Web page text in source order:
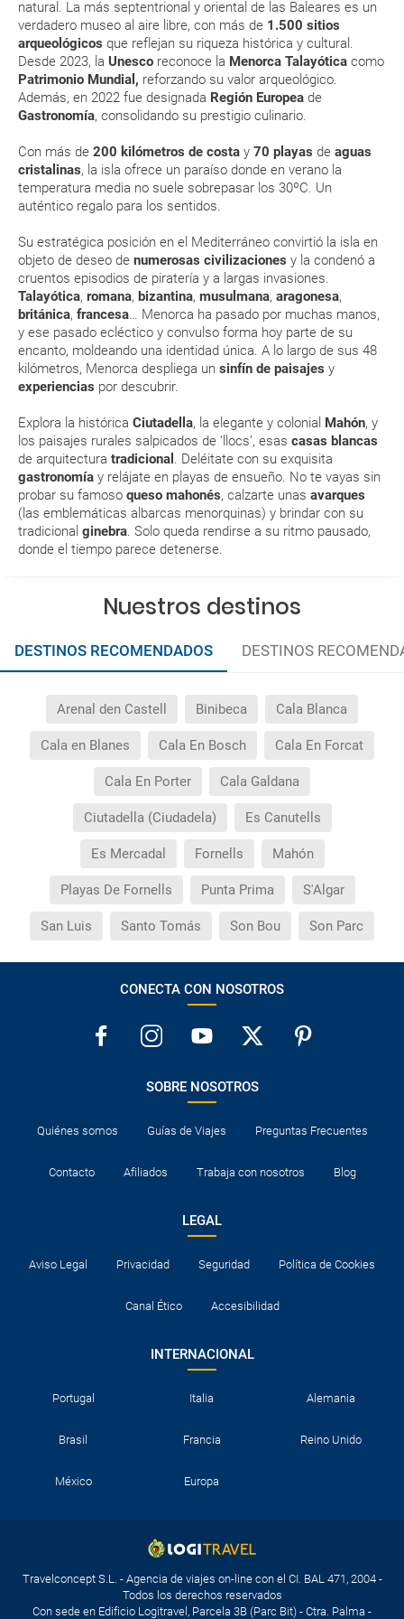
natural. La más septentrional y oriental de las Baleares es un
verdadero museo al aire libre, con más de 1.500 sitios
arqueológicos que reflejan su riqueza histórica y cultural.
Desde 2023, la Unesco reconoce la Menorca Talayótica como
Patrimonio Mundial, reforzando su valor arqueológico.
Además, en 2022 fue designada Región Europea de
Gastronomía, consolidando su prestigio culinario.
Con más de 200 kilómetros de costa y 70 playas de aguas
cristalinas, la isla ofrece un paraíso donde en verano la
temperatura media no suele sobrepasar los 30ºC. Un
auténtico regalo para los sentidos.
Su estratégica posición en el Mediterráneo convirtió la isla en
objeto de deseo de numerosas civilizaciones y la condenó a
cruentos episodios de piratería y a largas invasiones.
Talayótica, romana, bizantina, musulmana, aragonesa,
británica, francesa … Menorca ha pasado por muchas manos,
y ese pasado ecléctico y convulso forma hoy parte de su
encanto, moldeando una identidad única. A lo largo de sus 48
kilómetros, Menorca despliega un sinfín de paisajes y
experiencias por descubrir.
Explora la histórica Ciutadella, la elegante y colonial Mahón, y
los paisajes rurales salpicados de ‘llocs’, esas casas blancas
de arquitectura tradicional
. Deléitate con su exquisita
gastronomía y relájate en playas de ensueño. No te vayas sin
probar su famoso queso mahonés, calzarte unas avarques
(las emblemáticas albarcas menorquinas) y brindar con su
tradicional ginebra . Solo queda rendirse a su ritmo pausado,
donde el tiempo parece detenerse.
de mayor intensidad
Durante la primavera, Menorca está especialmente
bonito y verde. ¡Apúntate a sus interesantes rutas de
senderismo!
ENE
14.0 °C
7.5 °C
FEB
14.2 °C
7.5 °C
MAR
15.5 °C
8.4 °C
17.3 °C
10.0 °C
En caso de tener que enviarte la documentación de un paquete
vacacional (Caribe, circuitos, tours...) te enviaremos la documentación
de tu reserva alrededor de 10 días antes de salida, la cual deberás
imprimir y llevar contigo en el viaje.
Esta documentación te será requerida en el mostrador de la compañía
aérea a la hora de realizar el check-in el día de la salida.
MODIFICACIÓN ó CANCELACIÓN ¿Puedo anular o
modificar una reserva del viaje? ¿Qué gastos puede
generar una anulación o modificación del viaje?
¿Qué caducidad debe tener mi pasaporte para ir
a...?
¿Con cuánta antelación tengo que estar en el
aeropuerto?
RESERVAR ¿Cómo puedo reservar un viaje de
paquete vacacional en la página web?
Al realizar la reserva, uno de los servicios ha
quedado de pendiente de confirmación ¿Cómo
sabré si se confirma el viaje?
¿Cómo sé si hay plazas disponibles en el viaje que
quiero al hacer mi solicitud de reserva?
Si tengo los traslados incluidos, ¿dónde debo
¿Incluye algún seguro de viaje mi reserva?
¿Cuáles son las condiciones generales en las
país si viajo a América?
al hotel o viceversa no ha aparecido?
¿Necesito visado para poder ir a ...?
precio de un adulto?
Nuestros destinos
DESTINOS RECOMENDADOS DESTINOS
Arenal den Castell Binibeca Cala Blanca
Cala en Blanes Cala En Bosch Cala En Forcat
Cala En Porter Cala Galdana
Ciutadella (Ciudadela) Es Canutells
Es Mercadal Fornells Mahón
Playas De Fornells Punta Prima S'Algar
San Luis Santo Tomás Son Bou Son Parc
CONECTA CON NOSOTROS
SOBRE NOSOTROS
Quiénes somos Guías de Viajes Preguntas Frecuentes
Contacto Afiliados Trabaja con nosotros Blog
LEGAL
Aviso Legal Privacidad Seguridad Política de Cookies
Canal Ético Accesibilidad
INTERNACIONAL
Portugal Italia Alemania
Brasil Francia Reino Unido
México Europa
Travelconcept S.L. - Agencia de viajes on-line con el CI. BAL 471, 2004 -
Todos los derechos reservados
Con sede en Edificio Logitravel, Parcela 3B (Parc Bit) - Ctra. Palma -